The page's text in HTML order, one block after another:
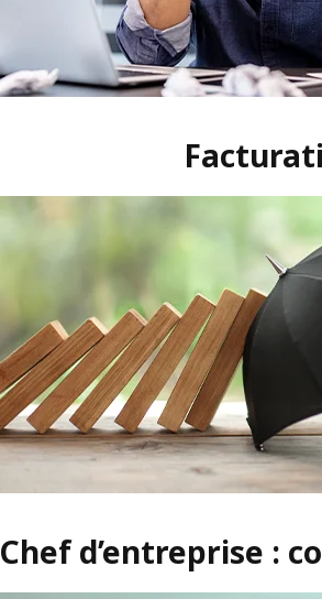
Chef d’entreprise :